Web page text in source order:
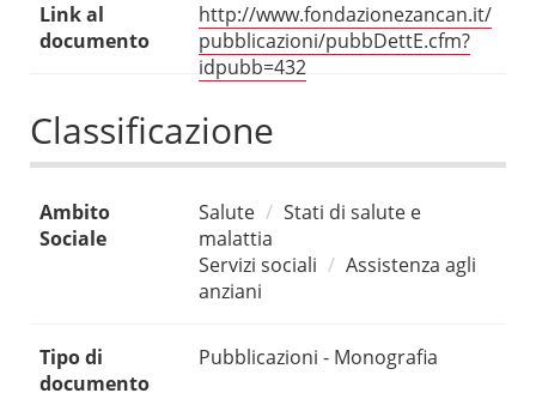
Link al
documento
http://www.fondazionezancan.it/
pubblicazioni/pubbDettE.cfm?
idpubb=432
Classificazione
Ambito
Sociale
Salute
Stati di salute e
malattia
Servizi sociali
Assistenza agli
anziani
Tipo di
documento
Pubblicazioni - Monografia